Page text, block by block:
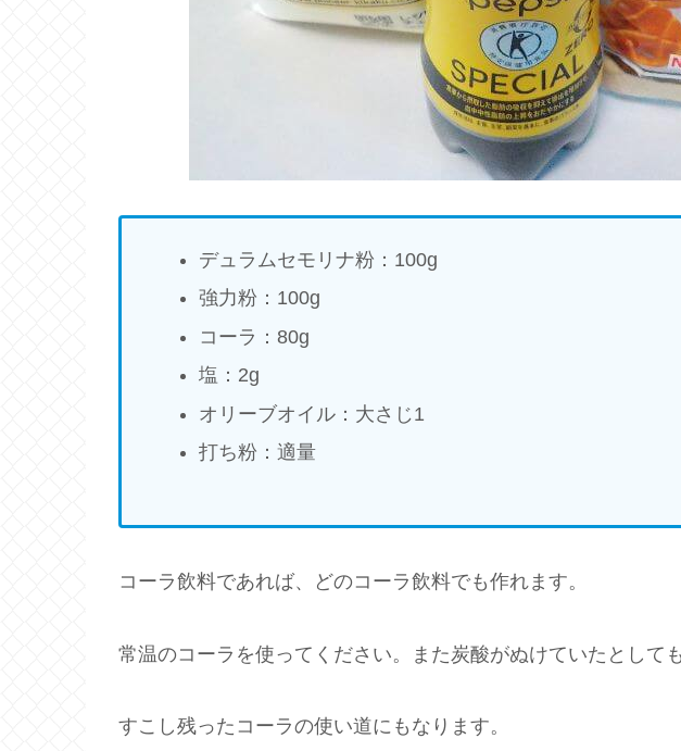
デュラムセモリナ粉：100g
強力粉：100g
コーラ：80g
塩：2g
オリーブオイル：大さじ1
打ち粉：適量
コーラ飲料であれば、どのコーラ飲料でも作れます。
常温のコーラを使ってください。また炭酸がぬけていたとして
すこし残ったコーラの使い道にもなります。